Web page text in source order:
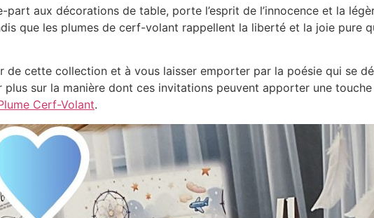
aux décorations de table, porte l’esprit de l’innocence et la
que les plumes de cerf-volant rappellent la liberté et la joie pure
de cette collection et à vous laisser emporter par la poésie qui se
plus sur la manière dont ces invitations peuvent apporter une
Cerf-Volant.